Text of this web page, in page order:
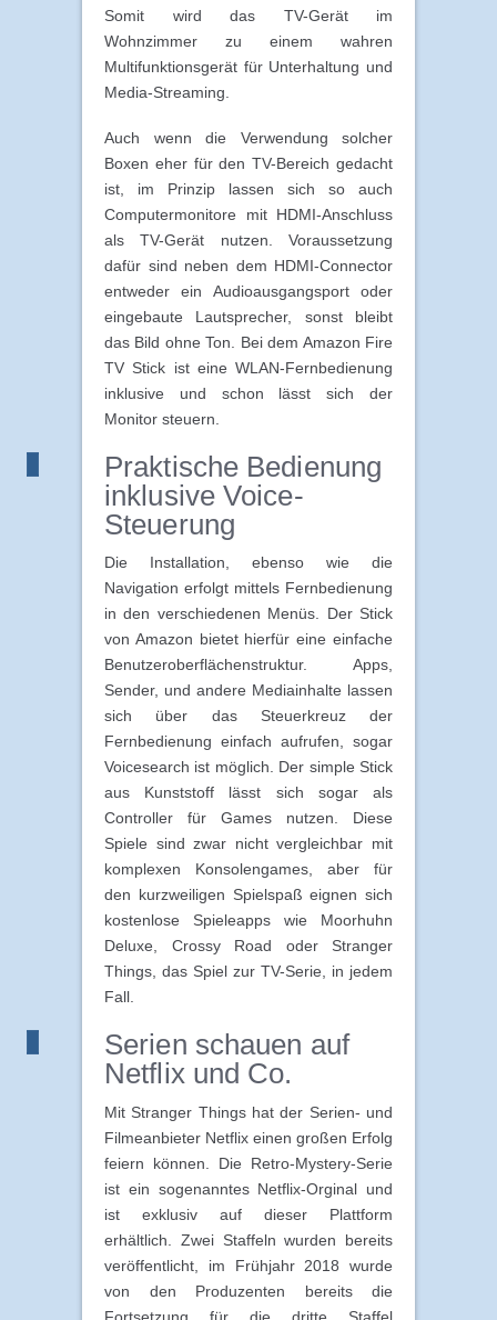
Somit wird das TV-Gerät im
Wohnzimmer zu einem wahren
Multifunktionsgerät für Unterhaltung und
Media-Streaming.
Auch wenn die Verwendung solcher
Boxen eher für den TV-Bereich gedacht
ist, im Prinzip lassen sich so auch
Computermonitore mit HDMI-Anschluss
als TV-Gerät nutzen. Voraussetzung
dafür sind neben dem HDMI-Connector
entweder ein Audioausgangsport oder
eingebaute Lautsprecher, sonst bleibt
das Bild ohne Ton. Bei dem Amazon Fire
TV Stick ist eine WLAN-Fernbedienung
inklusive und schon lässt sich der
Monitor steuern.
Praktische Bedienung
inklusive Voice-
Steuerung
Die Installation, ebenso wie die
Navigation erfolgt mittels Fernbedienung
in den verschiedenen Menüs. Der Stick
von Amazon bietet hierfür eine einfache
Benutzeroberflächenstruktur. Apps,
Sender, und andere Mediainhalte lassen
sich über das Steuerkreuz der
Fernbedienung einfach aufrufen, sogar
Voicesearch ist möglich. Der simple Stick
aus Kunststoff lässt sich sogar als
Controller für Games nutzen. Diese
Spiele sind zwar nicht vergleichbar mit
komplexen Konsolengames, aber für
den kurzweiligen Spielspaß eignen sich
kostenlose Spieleapps wie Moorhuhn
Deluxe, Crossy Road oder Stranger
Things, das Spiel zur TV-Serie, in jedem
Fall.
Serien schauen auf
Netflix und Co.
Mit Stranger Things hat der Serien- und
Filmeanbieter Netflix einen großen Erfolg
feiern können. Die Retro-Mystery-Serie
ist ein sogenanntes Netflix-Orginal und
ist exklusiv auf dieser Plattform
erhältlich. Zwei Staffeln wurden bereits
veröffentlicht, im Frühjahr 2018 wurde
von den Produzenten bereits die
Fortsetzung für die dritte Staffel